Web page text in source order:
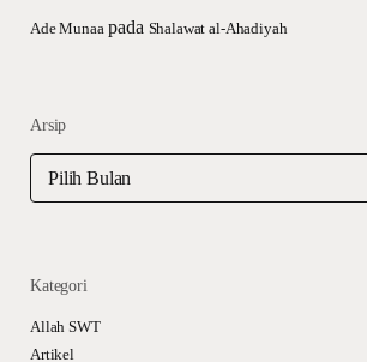
Ade Munaa pada Shalawat al-Ahadiyah
Arsip
Kategori
Allah SWT
Artikel